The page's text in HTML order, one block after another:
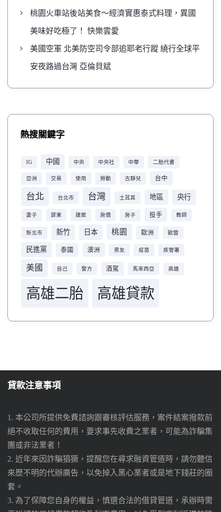
桃園火車站後站美食～經濟實惠泰式料理，異國
美味好吃極了！ 快樂雲愛
美國空軍 北美防空司令部追耶老行蹤 繞行全球平
安夜路過台灣 亞倫貝斌
熱搜關鍵字
IG 中國 中央 中央社 中華 二胎代書
亞洲 交易 使用 勞動 古靜兒 台中
台北 台北市 台灣 土耳其 地區 央行
妻子 屏東 建案 房價 房子 投手 教師
新北市 新竹 日本 桃園 歐洲 歐盟
民進黨 泰國 澳洲 男友 疫苗 疾管署
美國 自己 警方 酒駕 馬來西亞 高雄
高雄二胎 高雄貸款
貸款注意事項
1. 本公司所提供免費諮詢跟審核評估服務，案件結案撥款前
絕不收取任何的費用，要求事先收費之業者，可能為詐騙集
團或非法業者！
2. 近年來因詐騙猖獗，提醒您在尋求融資管道時，請勿聽信
來歷不明的代辦廣告，以免掉入黑心業者或是地下錢莊的圈
套。
3. 為了保障您自身的權益，慎選合法的借貸管道，承辦時需